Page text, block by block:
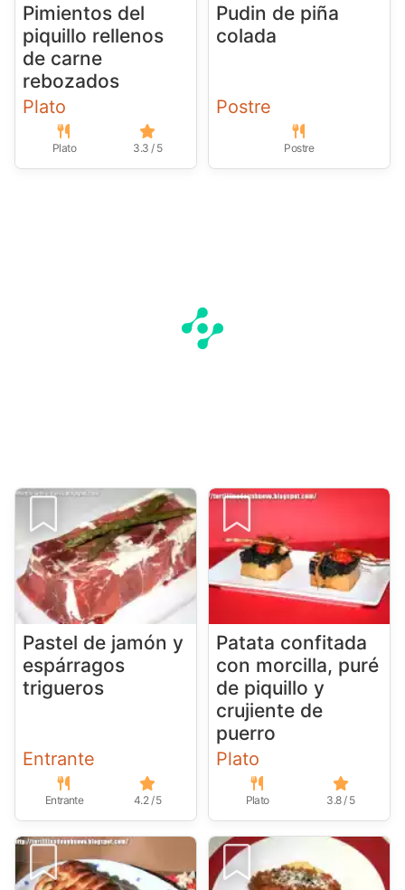
Pimientos del
piquillo rellenos
de carne
rebozados
Plato
Plato 3.3 / 5
Pudin de piña
colada
Postre
Postre
Pastel de jamón y
espárragos
trigueros
Entrante
Entrante 4.2 / 5
Patata confitada
con morcilla, puré
de piquillo y
crujiente de
puerro
Plato
Plato 3.8 / 5